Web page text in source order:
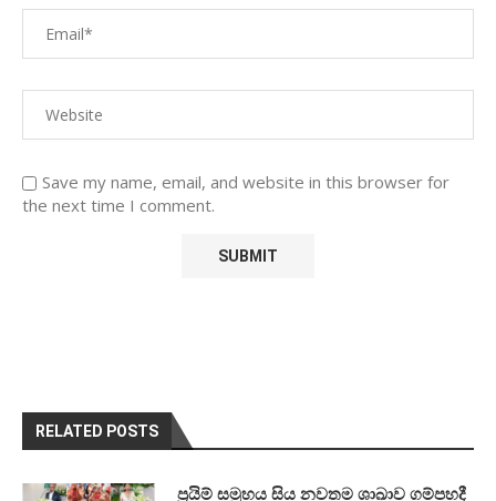
Save my name, email, and website in this browser for
the next time I comment.
RELATED POSTS
ප්‍රයිම් සමූහය සිය නවතම ශාඛාව ගම්පහදී